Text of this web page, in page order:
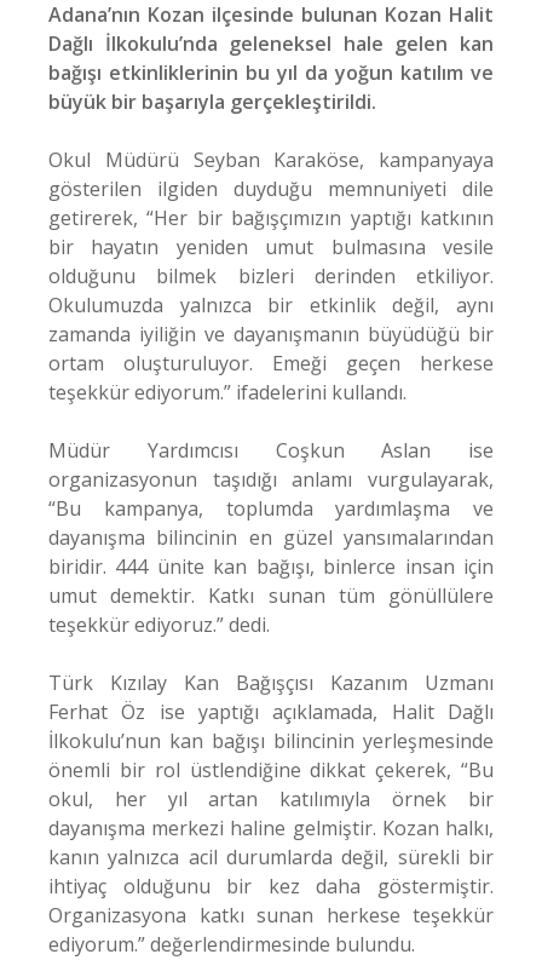
Adana’nın Kozan ilçesinde bulunan Kozan Halit
Dağlı İlkokulu’nda geleneksel hale gelen kan
bağışı etkinliklerinin bu yıl da yoğun katılım ve
büyük bir başarıyla gerçekleştirildi.
Okul Müdürü Seyban Karaköse, kampanyaya
gösterilen ilgiden duyduğu memnuniyeti dile
getirerek, “Her bir bağışçımızın yaptığı katkının
bir hayatın yeniden umut bulmasına vesile
olduğunu bilmek bizleri derinden etkiliyor.
Okulumuzda yalnızca bir etkinlik değil, aynı
zamanda iyiliğin ve dayanışmanın büyüdüğü bir
ortam oluşturuluyor. Emeği geçen herkese
teşekkür ediyorum.” ifadelerini kullandı.
Müdür Yardımcısı Coşkun Aslan ise
organizasyonun taşıdığı anlamı vurgulayarak,
“Bu kampanya, toplumda yardımlaşma ve
dayanışma bilincinin en güzel yansımalarından
biridir. 444 ünite kan bağışı, binlerce insan için
umut demektir. Katkı sunan tüm gönüllülere
teşekkür ediyoruz.” dedi.
Türk Kızılay Kan Bağışçısı Kazanım Uzmanı
Ferhat Öz ise yaptığı açıklamada, Halit Dağlı
İlkokulu’nun kan bağışı bilincinin yerleşmesinde
önemli bir rol üstlendiğine dikkat çekerek, “Bu
okul, her yıl artan katılımıyla örnek bir
dayanışma merkezi haline gelmiştir. Kozan halkı,
kanın yalnızca acil durumlarda değil, sürekli bir
ihtiyaç olduğunu bir kez daha göstermiştir.
Organizasyona katkı sunan herkese teşekkür
ediyorum.” değerlendirmesinde bulundu.